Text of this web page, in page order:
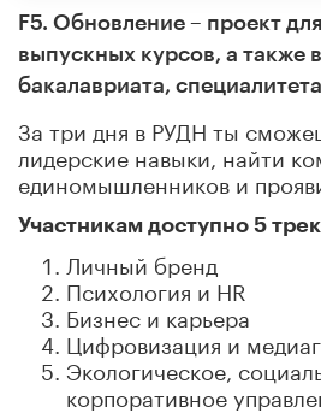
F5. Обновление – проект
выпускных курсов, а также
бакалавриата,
За три дня в РУДН ты
лидерские навыки, найти
единомышленников и
Участникам доступно 5
Личный бренд
Психология и HR
Бизнес и карьера
Цифровизация и
Экологическое,
корпоративное